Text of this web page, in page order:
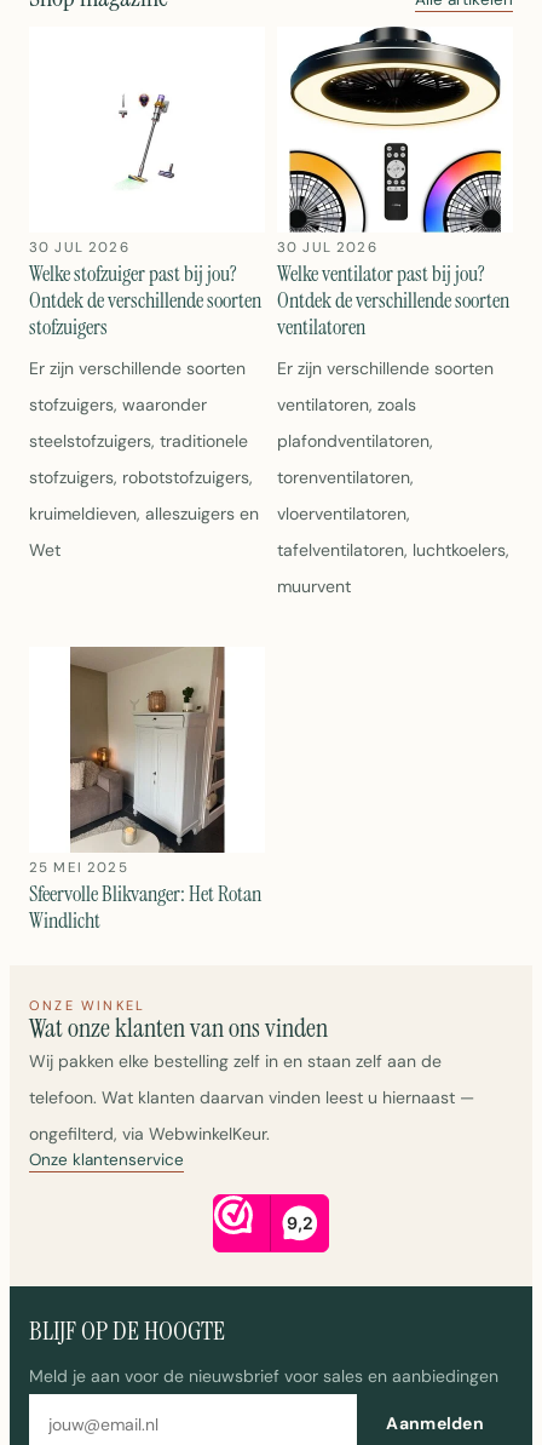
30 JUL 2026
Welke stofzuiger past bij jou?
Ontdek de verschillende soorten
stofzuigers
Er zijn verschillende soorten
stofzuigers, waaronder
steelstofzuigers, traditionele
stofzuigers, robotstofzuigers,
kruimeldieven, alleszuigers en
Wet
30 JUL 2026
Welke ventilator past bij jou?
Ontdek de verschillende soorten
ventilatoren
Er zijn verschillende soorten
ventilatoren, zoals
plafondventilatoren,
torenventilatoren,
vloerventilatoren,
tafelventilatoren, luchtkoelers,
muurvent
25 MEI 2025
Sfeervolle Blikvanger: Het Rotan
Windlicht
ONZE WINKEL
Wat onze klanten van ons vinden
Wij pakken elke bestelling zelf in en staan zelf aan de
telefoon. Wat klanten daarvan vinden leest u hiernaast —
ongefilterd, via WebwinkelKeur.
Onze klantenservice
BLIJF OP DE HOOGTE
Meld je aan voor de nieuwsbrief voor sales en aanbiedingen
Aanmelden